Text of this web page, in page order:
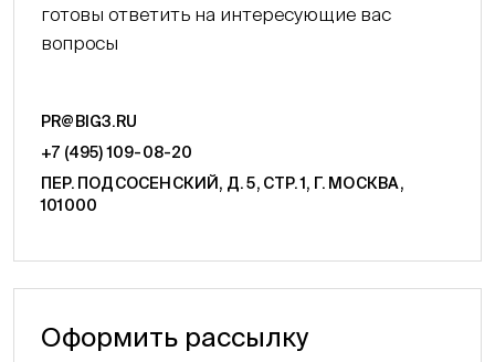
готовы ответить на интересующие вас
вопросы
PR@BIG3.RU
+7 (495) 109-08-20
ПЕР. ПОДСОСЕНСКИЙ, Д. 5, СТР. 1, Г. МОСКВА,
101000
Оформить рассылку